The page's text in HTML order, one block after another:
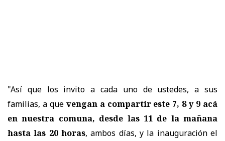
"Así que los invito a cada uno de ustedes, a sus
familias, a que vengan a compartir este 7, 8 y 9 acá
en nuestra comuna, desde las 11 de la mañana
hasta las 20 horas, ambos días, y la inauguración el